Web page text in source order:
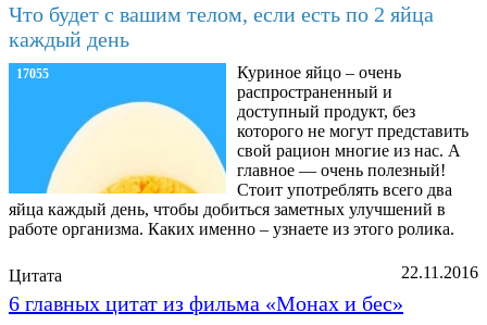
Что будет с вашим телом, если есть по 2 яйца
каждый день
17055
Куриное яйцо – очень
распространенный и
доступный продукт, без
которого не могут представить
свой рацион многие из нас. А
главное — очень полезный!
Стоит употреблять всего два
яйца каждый день, чтобы добиться заметных улучшений в
работе организма. Каких именно – узнаете из этого ролика.
22.11.2016
Цитата
6 главных цитат из фильма «Монах и бес»